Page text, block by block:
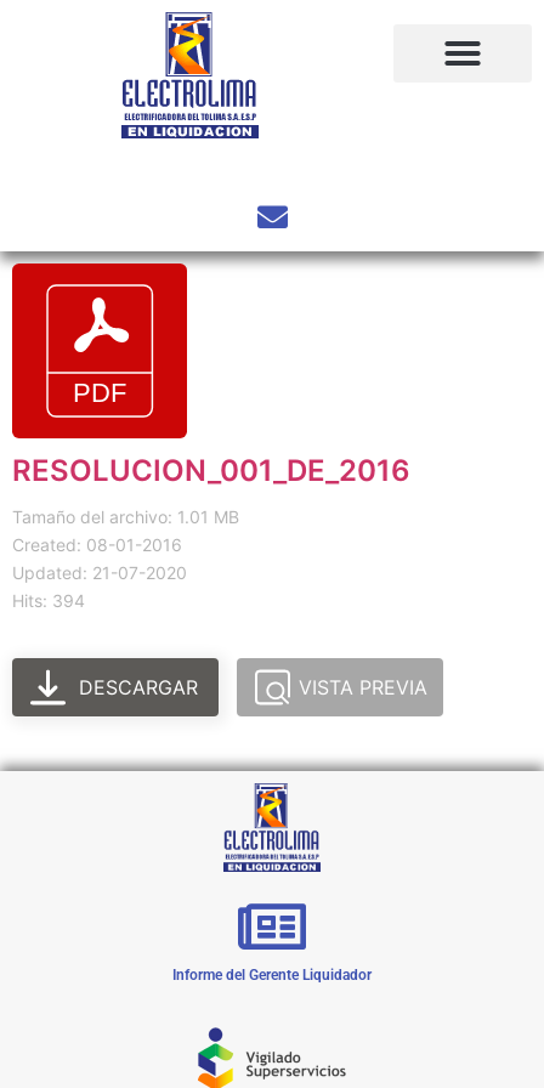
RESOLUCION_001_DE_2016
Tamaño del archivo: 1.01 MB
Created: 08-01-2016
Updated: 21-07-2020
Hits: 394
DESCARGAR VISTA PREVIA
Informe del Gerente Liquidador